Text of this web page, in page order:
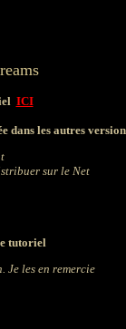
ICI
dans les autres
sur le Net
tutoriel
Je les en remercie